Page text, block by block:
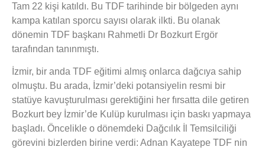
Tam 22 kişi katıldı. Bu TDF tarihinde bir bölgeden aynı
kampa katılan sporcu sayısı olarak ilkti. Bu olanak
dönemin TDF başkanı Rahmetli Dr Bozkurt Ergör
tarafından tanınmıştı.
İzmir, bir anda TDF eğitimi almış onlarca dağcıya sahip
olmuştu. Bu arada, İzmir’deki potansiyelin resmi bir
statüye kavuşturulması gerektiğini her fırsatta dile getiren
Bozkurt bey İzmir’de Kulüp kurulması için baskı yapmaya
başladı. Öncelikle o dönemdeki Dağcılık İl Temsilciliği
görevini bizlerden birine verdi: Adnan Kayatepe TDF nin